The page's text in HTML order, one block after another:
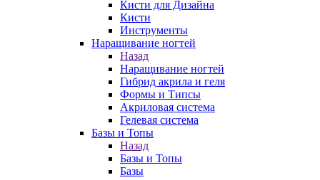
Кисти для Дизайна
Кисти
Инструменты
Наращивание ногтей
Назад
Наращивание ногтей
Гибрид акрила и геля
Формы и Типсы
Акриловая система
Гелевая система
Базы и Топы
Назад
Базы и Топы
Базы